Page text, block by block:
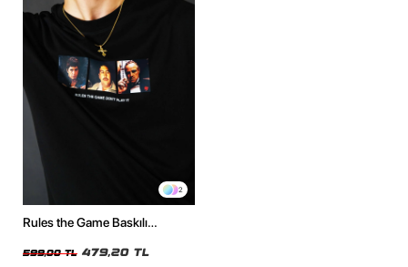
2
Rules the Game Baskılı
599,00 TL 479,20 TL